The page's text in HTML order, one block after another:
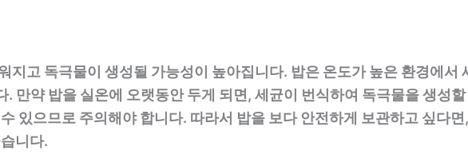
지고 독극물이 생성될 가능성이 높아집니다. 밥은 온도가 높은 환경에서
만약 밥을 실온에 오랫동안 두게 되면, 세균이 번식하여 독극물을 생성
있으므로 주의해야 합니다. 따라서 밥을 보다 안전하게 보관하고 싶다면
니다.